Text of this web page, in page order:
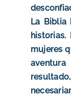
La Biblia
mujeres